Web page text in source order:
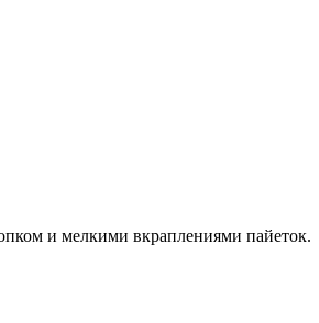
и мелкими вкраплениями пайеток.